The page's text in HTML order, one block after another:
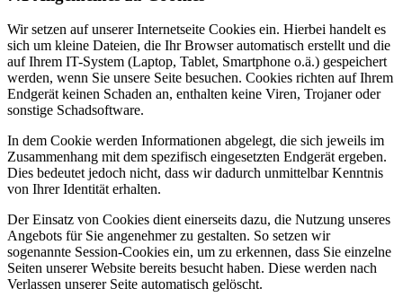
Wir setzen auf unserer Internetseite Cookies ein. Hierbei handelt es
sich um kleine Dateien, die Ihr Browser automatisch erstellt und die
auf Ihrem IT-System (Laptop, Tablet, Smartphone o.ä.) gespeichert
werden, wenn Sie unsere Seite besuchen. Cookies richten auf Ihrem
Endgerät keinen Schaden an, enthalten keine Viren, Trojaner oder
sonstige Schadsoftware.
In dem Cookie werden Informationen abgelegt, die sich jeweils im
Zusammenhang mit dem spezifisch eingesetzten Endgerät ergeben.
Dies bedeutet jedoch nicht, dass wir dadurch unmittelbar Kenntnis
von Ihrer Identität erhalten.
Der Einsatz von Cookies dient einerseits dazu, die Nutzung unseres
Angebots für Sie angenehmer zu gestalten. So setzen wir
sogenannte Session-Cookies ein, um zu erkennen, dass Sie einzelne
Seiten unserer Website bereits besucht haben. Diese werden nach
Verlassen unserer Seite automatisch gelöscht.